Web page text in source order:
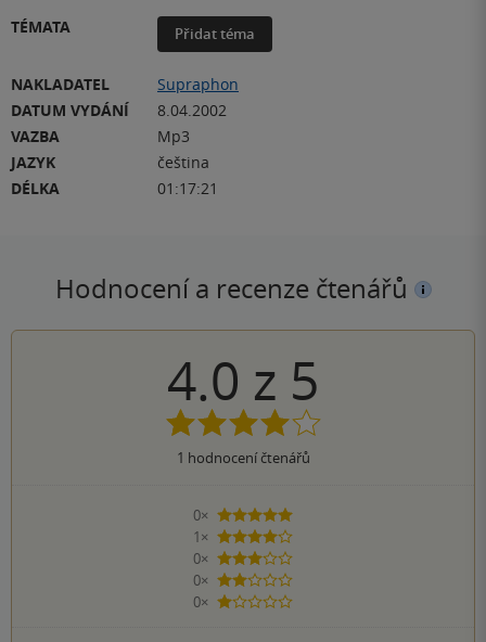
TÉMATA
Přidat téma
NAKLADATEL
Supraphon
DATUM VYDÁNÍ
8.04.2002
VAZBA
Mp3
JAZYK
čeština
DÉLKA
01:17:21
Hodnocení a recenze čtenářů
4.0 z 5
1 hodnocení čtenářů
0×
5 hvězdiček
1×
4 hvězdičky
0×
3 hvězdičky
0×
2 hvězdičky
0×
1 hvezdička